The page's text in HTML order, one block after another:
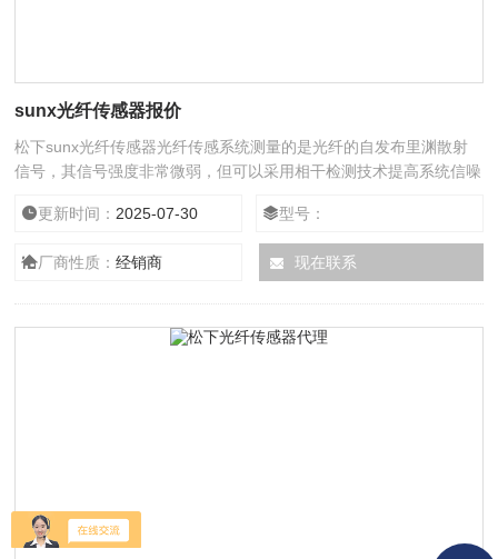
sunx光纤传感器报价
松下sunx光纤传感器光纤传感系统测量的是光纤的自发布里渊散射
信号，其信号强度非常微弱，但可以采用相干检测技术提高系统信噪
时监测光纤断点、损耗、温度和应变。电功率是反映电力系统中能量
转换与传输的基本电量，电功率测量是电力计量的一项重要内容。松
下sunx光纤传感器的主要特点是：由于电功率传感同时涉及电压、
更新时间： 2025-07-30 型号：
厂商性质：经销商 现在联系